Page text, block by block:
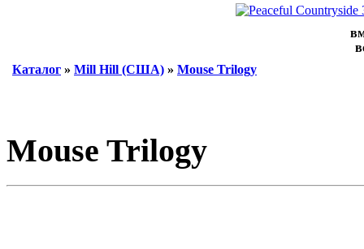
Каталог » Mill Hill (США) » Mouse Trilogy
Mouse Trilogy